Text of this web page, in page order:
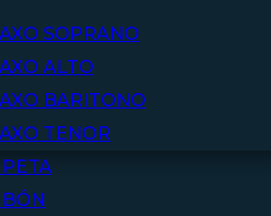
SOPRANO
ALTO
BARITONO
TENOR